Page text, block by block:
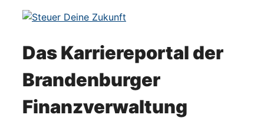
Das Karriereportal der
Brandenburger
Finanzverwaltung